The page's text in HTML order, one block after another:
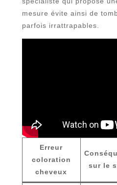
mesure évite ainsi de
parfois irrattrapables.
Erreur
coloration
cheveux
sur le